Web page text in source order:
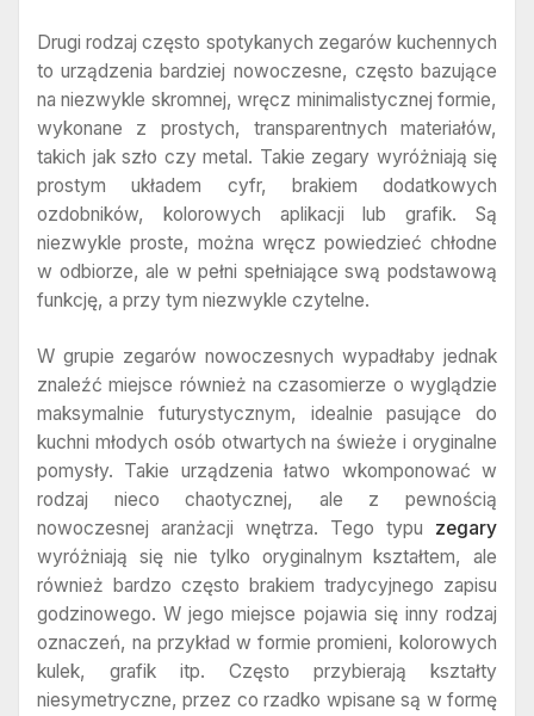
Drugi rodzaj często spotykanych zegarów kuchennych
to urządzenia bardziej nowoczesne, często bazujące
na niezwykle skromnej, wręcz minimalistycznej formie,
wykonane z prostych, transparentnych materiałów,
takich jak szło czy metal. Takie zegary wyróżniają się
prostym układem cyfr, brakiem dodatkowych
ozdobników, kolorowych aplikacji lub grafik. Są
niezwykle proste, można wręcz powiedzieć chłodne
w odbiorze, ale w pełni spełniające swą podstawową
funkcję, a przy tym niezwykle czytelne.
W grupie zegarów nowoczesnych wypadłaby jednak
znaleźć miejsce również na czasomierze o wyglądzie
maksymalnie futurystycznym, idealnie pasujące do
kuchni młodych osób otwartych na świeże i oryginalne
pomysły. Takie urządzenia łatwo wkomponować w
rodzaj nieco chaotycznej, ale z pewnością
nowoczesnej aranżacji wnętrza. Tego typu zegary
wyróżniają się nie tylko oryginalnym kształtem, ale
również bardzo często brakiem tradycyjnego zapisu
godzinowego. W jego miejsce pojawia się inny rodzaj
oznaczeń, na przykład w formie promieni, kolorowych
kulek, grafik itp. Często przybierają kształty
niesymetryczne, przez co rzadko wpisane są w formę